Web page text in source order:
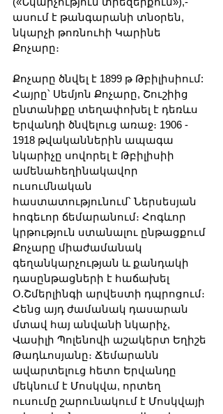
ասում է թանգարանի տնօրեն,
նկարչի թոռնուհի Կարինե
Քոչարը։
Քոչարը ծնվել է 1899 թ Թբիլիսիում:
Հայրը՝ Սեմյոն Քոչարը, Շուշիից
ընտանիքը տեղափոխել է դեռևս
Երվանդի ծնվելուց առաջ։ 1906 -
1918 թվականներին ապագա
նկարիչը սովորել է Թբիլիսիի
ամենահեղինակավոր
ուսումնական
հաստատությունում՝ Ներսեսյան
հոգեւոր ճեմարանում։ Հոգևոր
կրթություն ստանալու ընթացքում
Քոչարը միաժամանակ
գեղանկարչության և քանդակի
դասընթացների է հաճախել
Օ.Շմերլինգի արվեստի դպրոցում։
Հենց այդ ժամանակ դասարան
մտավ հայ անվանի նկարիչ,
Վասիլի Պոլենովի աշակերտ Եղիշե
Թադևոսյանը։ Ճեմարանն
ավարտելուց հետո Երվանդը
մեկնում է Մոսկվա, որտեղ
ուսումը շարունակում է Մոսկվայի